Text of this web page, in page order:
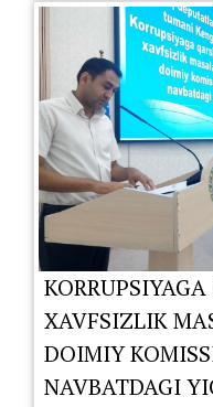
XAVFSIZLIK
DOIMIY
NAVBATDAGI